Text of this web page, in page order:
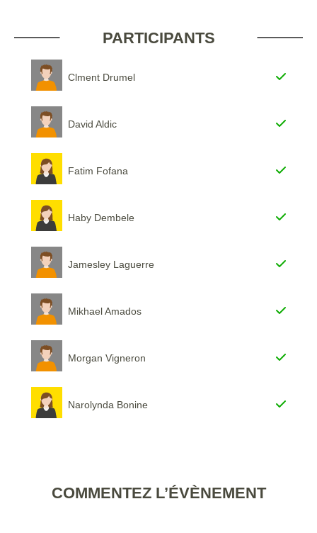
PARTICIPANTS
Clment Drumel
David Aldic
Fatim Fofana
Haby Dembele
Jamesley Laguerre
Mikhael Amados
Morgan Vigneron
Narolynda Bonine
COMMENTEZ L’ÉVÈNEMENT